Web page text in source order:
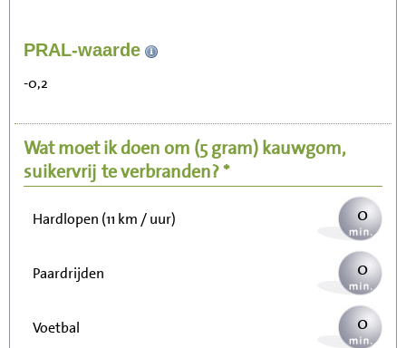
PRAL-waarde
-0,2
Wat moet ik doen om (5 gram)kauwgom,
suikervrij te verbranden? *
Zitten, tv kijken
Wandelen (5 km/uur)
Hardlopen (11 km / uur) 0
Paardrijden 0
Voetbal 0